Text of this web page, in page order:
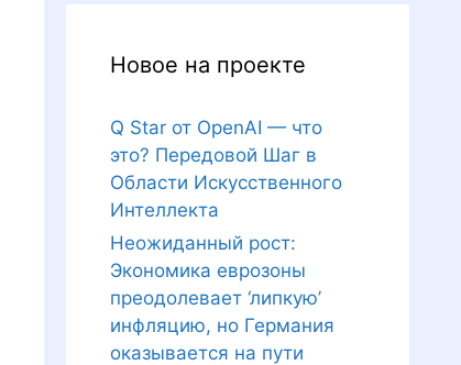
Новое на проекте
Q Star от OpenAI — что
это? Передовой Шаг в
Области Искусственного
Интеллекта
Неожиданный рост:
Экономика еврозоны
преодолевает ‘липкую’
инфляцию, но Германия
оказывается на пути